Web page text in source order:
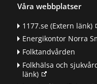
Våra webbplatser
1177.se(Extern länk)
Energikontor Norra
Folktandvården
Folkhälsa och
länk)